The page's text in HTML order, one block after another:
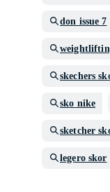
don issue 7
skechers
sko nike
sketcher
legero skor